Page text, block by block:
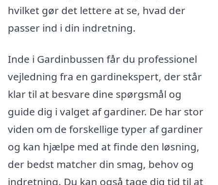
hvilket gør det lettere at se, hvad der
passer ind i din indretning.
Inde i Gardinbussen får du professionel
vejledning fra en gardinekspert, der står
klar til at besvare dine spørgsmål og
guide dig i valget af gardiner. De har stor
viden om de forskellige typer af gardiner
og kan hjælpe med at finde den løsning,
der bedst matcher din smag, behov og
indretning. Du kan også tage dig tid til at